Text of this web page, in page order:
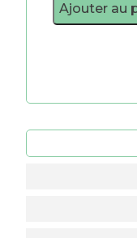
de
Genouillères
Ajouter au